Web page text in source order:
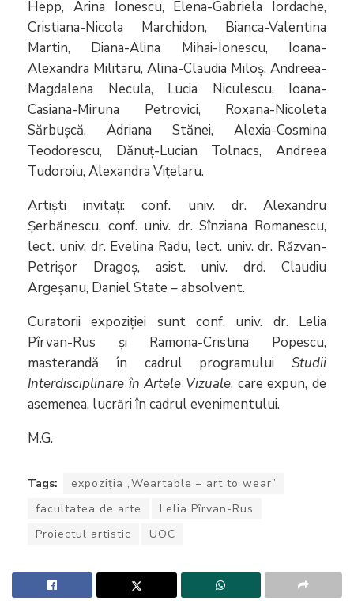
Hepp, Arina Ionescu, Elena-Gabriela Iordache,
Cristiana-Nicola Marchidon, Bianca-Valentina
Martin, Diana-Alina Mihai-Ionescu, Ioana-
Alexandra Militaru, Alina-Claudia Miloș, Andreea-
Magdalena Necula, Lucia Niculescu, Ioana-
Casiana-Miruna Petrovici, Roxana-Nicoleta
Sărbușcă, Adriana Stănei, Alexia-Cosmina
Teodorescu, Dănuț-Lucian Tolnacs, Andreea
Tudoroiu, Alexandra Vițelaru.
Artiști invitați: conf. univ. dr. Alexandru
Șerbănescu, conf. univ. dr. Sînziana Romanescu,
lect. univ. dr. Evelina Radu, lect. univ. dr. Răzvan-
Petrișor Dragoș, asist. univ. drd. Claudiu
Argeșanu, Daniel State – absolvent.
Curatorii expoziției sunt conf. univ. dr. Lelia
Pîrvan-Rus și Ramona-Cristina Popescu,
masterandă în cadrul programului Studii
Interdisciplinare în Artele Vizuale, care expun, de
asemenea, lucrări în cadrul evenimentului.
M.G.
Tags:
expoziția „Weartable – art to wear”
facultatea de arte
Lelia Pîrvan-Rus
Proiectul artistic
UOC